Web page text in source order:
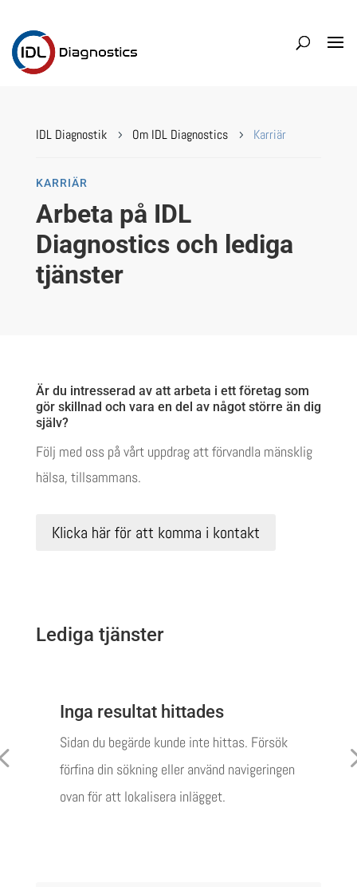
IDL Diagnostik 5 Om IDL Diagnostics 5 Karriär
KARRIÄR
Arbeta på IDL
Diagnostics och lediga
tjänster
Är du intresserad av att arbeta i ett företag som
gör skillnad och vara en del av något större än dig
själv?
Följ med oss på vårt uppdrag att förvandla mänsklig
hälsa, tillsammans.
Klicka här för att komma i kontakt
Lediga tjänster
Inga resultat hittades
Sidan du begärde kunde inte hittas. Försök
förfina din sökning eller använd navigeringen
ovan för att lokalisera inlägget.